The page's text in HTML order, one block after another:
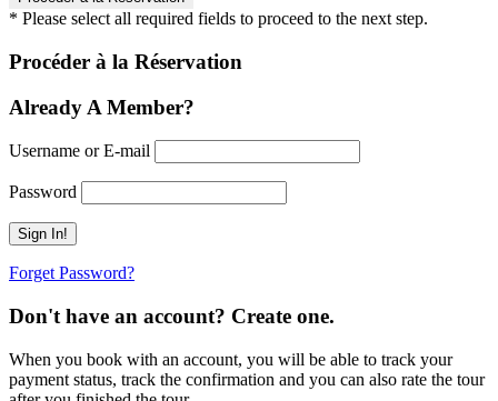
* Please select all required fields to proceed to the next step.
Procéder à la Réservation
Already A Member?
Username or E-mail
Password
Forget Password?
Don't have an account? Create one.
When you book with an account, you will be able to track your
payment status, track the confirmation and you can also rate the tour